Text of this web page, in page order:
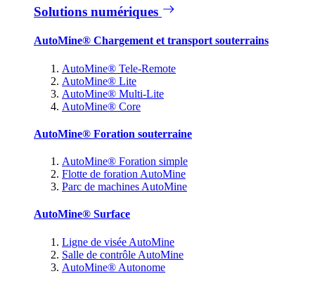
Solutions numériques
AutoMine® Chargement et transport souterrains
AutoMine® Tele-Remote
AutoMine® Lite
AutoMine® Multi-Lite
AutoMine® Core
AutoMine® Foration souterraine
AutoMine® Foration simple
Flotte de foration AutoMine
Parc de machines AutoMine
AutoMine® Surface
Ligne de visée AutoMine
Salle de contrôle AutoMine
AutoMine® Autonome